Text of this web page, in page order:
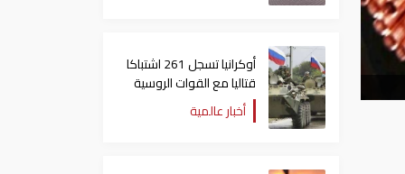
أوكرانيا تسجل 261 اشتباكا
قتاليا مع القوات الروسية
أخبار عالمية